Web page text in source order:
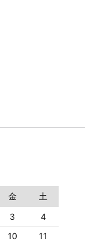
金
土
3
4
10
11